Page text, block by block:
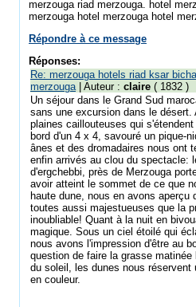
merzouga riad merzouga. hotel
merzouga hotel merzouga hotel
Répondre à ce message
Réponses:
Re: merzouga hotels riad ksar
merzouga| Auteur : claire ( 1832 )
Un séjour dans le Grand Sud
sans une excursion dans le désert.
plaines caillouteuses qui
bord d'un 4 x 4, savouré un pique-
ânes et des dromadaires nous ont
enfin arrivés au clou du spectacle:
d'ergchebbi, près de Merzouga
avoir atteint le sommet de ce que
haute dune, nous en avons aperçu
toutes aussi majestueuses que la
inoubliable! Quant à la nuit en
magique. Sous un ciel étoilé qui
nous avons l'impression d'être au
question de faire la grasse
du soleil, les dunes nous réservent
en couleur.